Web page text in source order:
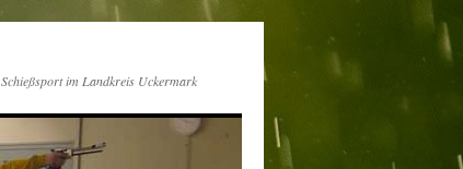
Schießsport im Landkreis Uckermark